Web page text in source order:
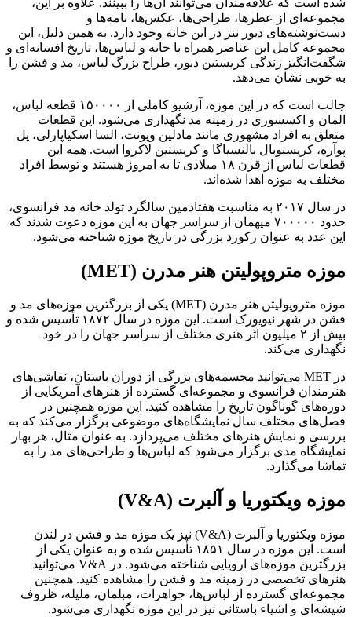
مجموعه‌ای از عطرها، طراحی‌ها، عکس‌ها، نامه‌ها و
دست‌نوشته‌های دیور نیز در این خانه وجود دارد. به همین دلیل، این
مجموعه کامل این عناصر همراه با خانه و لباس‌ها، تاریخ افسانه‌ای و
شگفت‌انگیز زندگی کریستین دیور، طراح بزرگ لباس، مد و فشن را
به خوبی نشان می‌دهد.
جالب است که در این موزه، آرشیو کاملی از ۱۵۰۰۰۰ قطعه لباس،
المان و اکسسوری در زمینه مد نگهداری می‌شود. این قطعات
متعلق به افراد مشهوری مانند مادلین ویونت، السا اسکیاپارلی، پل
پوآره، کریستوبال بالنسیاگا و کریستین لاکروا است. همه این
قطعات لباس از قرن ۱۸ میلادی تا به امروز هستند و توسط افراد
مختلف به موزه اهدا شده‌اند.
در سال ۲۰۱۷ به مناسبت هفتادمین سالگرد تولد خانه مد فرانسوی،
حدود ۷۰۰۰۰۰ میهمان از سراسر جهان به این موزه دعوت شدند که
این عدد به عنوان رکورد بزرگی در تاریخ موزه شناخته می‌شود.
موزه متروپولیتن هنر مدرن (MET)
موزه متروپولیتن هنر مدرن (MET) یکی از بزرگترین موزه‌های مد و
فشن در شهر نیویورک است. این موزه در سال ۱۸۷۲ تأسیس شده و
بیش از ۲ میلیون اثر هنری مختلف از سراسر جهان را در خود
نگهداری می‌کند.
در MET می‌توانید مجسمه‌های بزرگی از دوران باستان، نقاشی‌های
هنرمندان فرانسوی و مجموعه‌ای گسترده از هنرهای آمریکایی از
دوره‌های گوناگون تاریخ را مشاهده کنید. این موزه همچنین در
فصل‌های مختلف سال نمایشگاه‌های موضوعی برگزار می‌کند که به
بررسی و نمایش هنرهای مختلف می‌پردازد. به عنوان مثال، هر بهار
نمایشگاه مدی برگزار می‌شود که لباس‌ها و طراحی‌های مد را به
تماشا می‌گذارد.
موزه ویکتوریا و آلبرت (V&A)
موزه ویکتوریا و آلبرت (V&A) نیز یک موزه مد و فشن در لندن
است. این موزه در سال ۱۸۵۱ تأسیس شده و به عنوان یکی از
بزرگترین موزه‌های اروپایی شناخته می‌شود. در V&A می‌توانید
هنرهای تخصصی در زمینه مد و فشن را مشاهده کنید. همچنین
مجموعه‌ای گسترده از لباس‌ها، جواهرات، مبلمان، ملیله، ظروف
شیشه‌ای و اشیاء باستانی نیز در این موزه نگهداری می‌شود.